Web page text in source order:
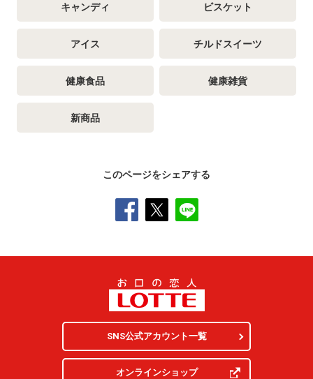
キャンディ ビスケット
アイス チルドスイーツ
健康食品 健康雑貨
新商品
このページをシェアする
SNS公式アカウント一覧
オンラインショップ